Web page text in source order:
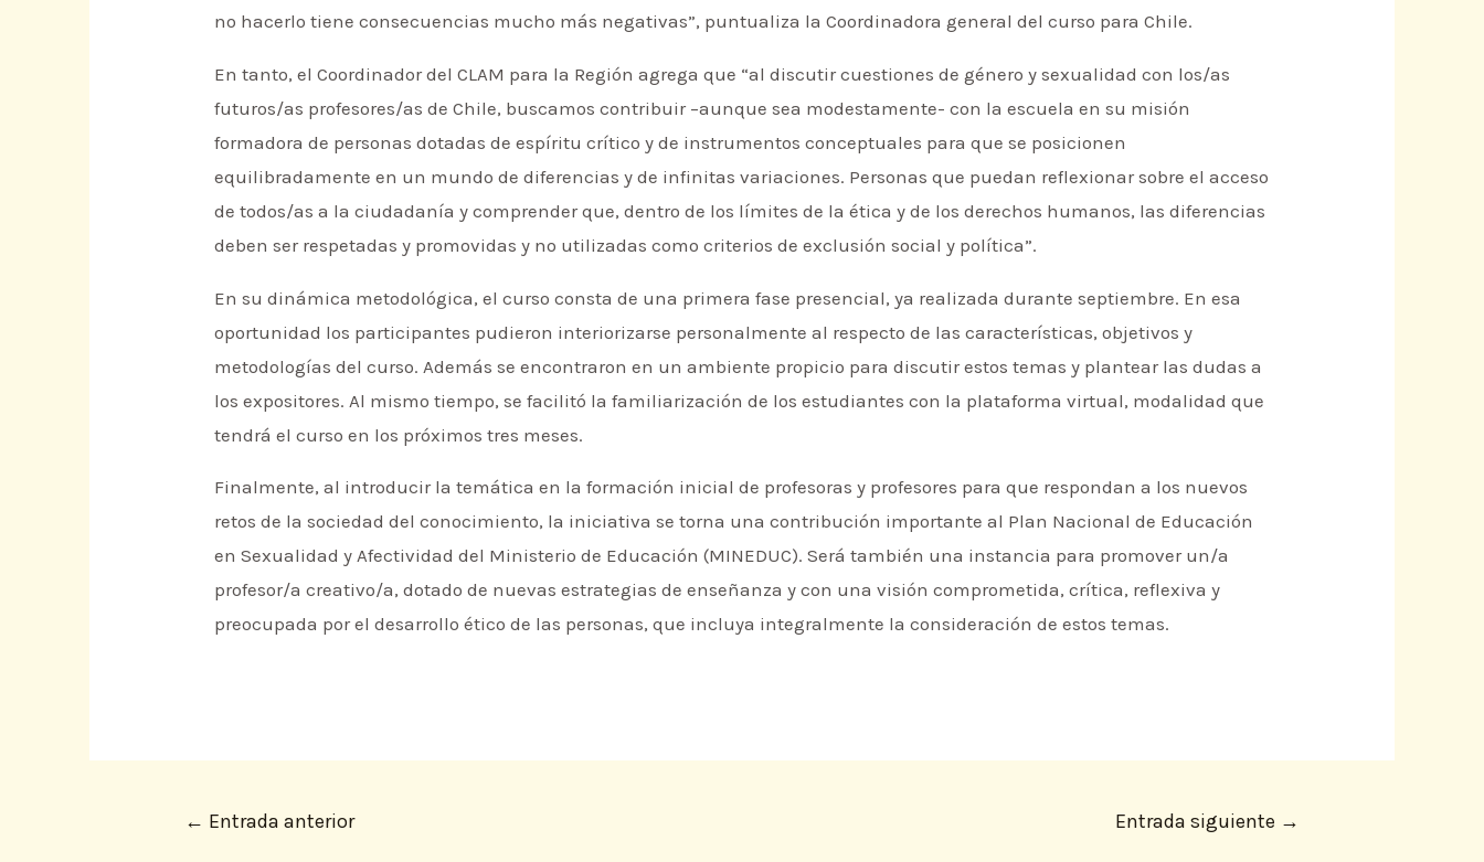
no hacerlo tiene consecuencias mucho más negativas”, puntualiza la Coordinadora general del curso para Chile.
En tanto, el Coordinador del CLAM para la Región agrega que “al discutir cuestiones de género y sexualidad con los/as
futuros/as profesores/as de Chile, buscamos contribuir –aunque sea modestamente- con la escuela en su misión
formadora de personas dotadas de espíritu crítico y de instrumentos conceptuales para que se posicionen
equilibradamente en un mundo de diferencias y de infinitas variaciones. Personas que puedan reflexionar sobre el acceso
de todos/as a la ciudadanía y comprender que, dentro de los límites de la ética y de los derechos humanos, las diferencias
deben ser respetadas y promovidas y no utilizadas como criterios de exclusión social y política”.
En su dinámica metodológica, el curso consta de una primera fase presencial, ya realizada durante septiembre. En esa
oportunidad los participantes pudieron interiorizarse personalmente al respecto de las características, objetivos y
metodologías del curso. Además se encontraron en un ambiente propicio para discutir estos temas y plantear las dudas a
los expositores. Al mismo tiempo, se facilitó la familiarización de los estudiantes con la plataforma virtual, modalidad que
tendrá el curso en los próximos tres meses.
Finalmente, al introducir la temática en la formación inicial de profesoras y profesores para que respondan a los nuevos
retos de la sociedad del conocimiento, la iniciativa se torna una contribución importante al Plan Nacional de Educación
en Sexualidad y Afectividad del Ministerio de Educación (MINEDUC). Será también una instancia para promover un/a
profesor/a creativo/a, dotado de nuevas estrategias de enseñanza y con una visión comprometida, crítica, reflexiva y
preocupada por el desarrollo ético de las personas, que incluya integralmente la consideración de estos temas.
← Entrada anterior Entrada siguiente →